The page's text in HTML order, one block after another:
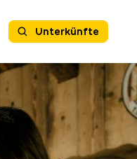
Unterkünfte